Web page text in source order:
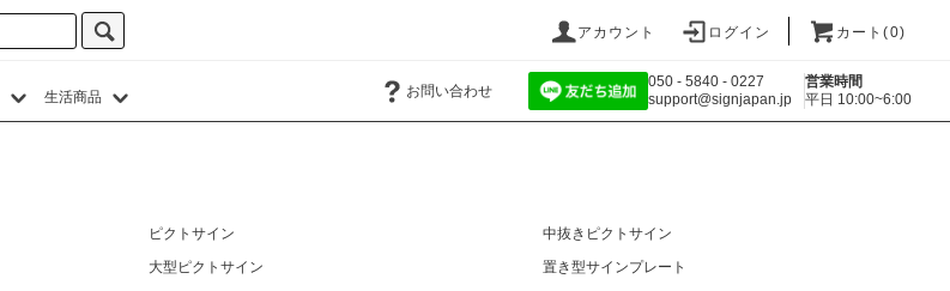
アカウント ログイン カート(0)
生活商品 お問い合わせ
050 - 5840 - 0227
support@signjapan.jp
営業時間
平日 10:00~6:00
ピクトサイン
中抜きピクトサイン
大型ピクトサイン
置き型サインプレート